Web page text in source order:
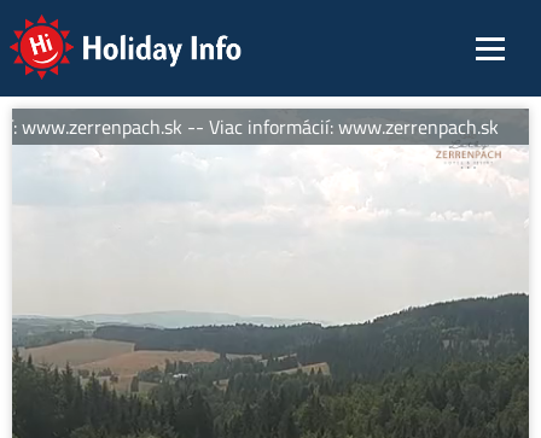
Holiday Info
www.zerrenpach.sk -- Viac informácií: www.zerrenpach.sk